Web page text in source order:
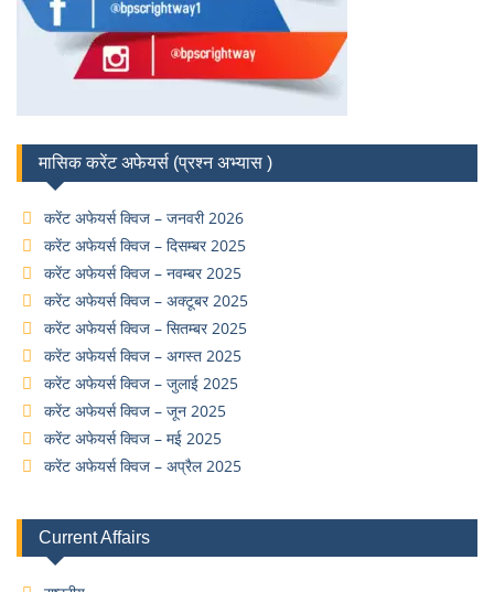
मासिक करेंट अफेयर्स (प्रश्न अभ्यास )
करेंट अफेयर्स क्विज – जनवरी 2026
करेंट अफेयर्स क्विज – दिसम्बर 2025
करेंट अफेयर्स क्विज – नवम्बर 2025
करेंट अफेयर्स क्विज – अक्टूबर 2025
करेंट अफेयर्स क्विज – सितम्बर 2025
करेंट अफेयर्स क्विज – अगस्त 2025
करेंट अफेयर्स क्विज – जुलाई 2025
करेंट अफेयर्स क्विज – जून 2025
करेंट अफेयर्स क्विज – मई 2025
करेंट अफेयर्स क्विज – अप्रैल 2025
Current Affairs